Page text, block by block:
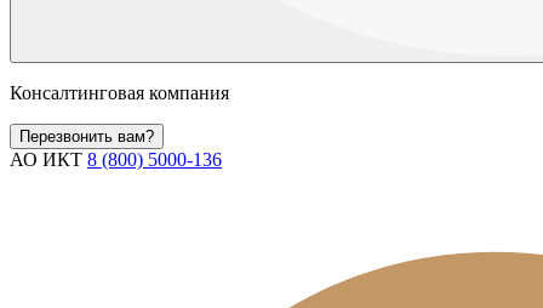
Консалтинговая компания
Перезвонить вам?
АО ИКТ 8 (800) 5000-136